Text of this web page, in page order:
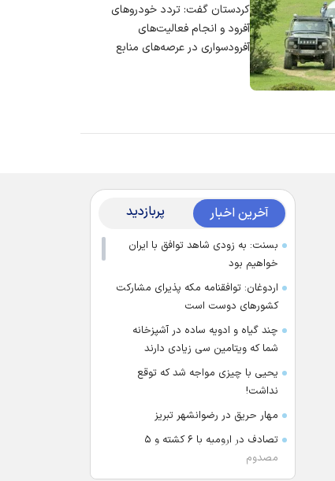
کردستان گفت: تردد خودروهای
آفرود و انجام فعالیت‌های
آفرودسواری در عرصه‌های منابع
آخرین اخبار پربازدید
بسنت: به زودی شاهد توافق با ایران
خواهیم بود
اردوغان: توافقنامه مکه پذیرای مشارکت
کشور‌های دوست است
چند گیاه و ادویه ساده در آشپزخانه
شما که ویتامین سی زیادی دارند
یحیی با چیزی مواجه شد که توقع
نداشت!
مهار حریق در رضوانشهر تبریز
تصادف در ارومیه با ۶ کشته و ۵
مصدوم